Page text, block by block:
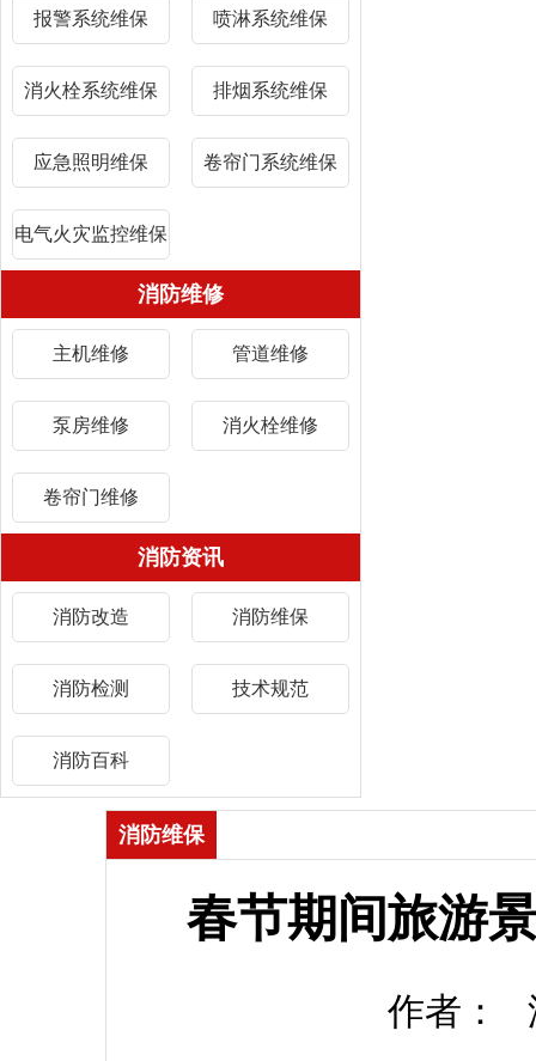
报警系统维保 喷淋系统维保
消火栓系统维保 排烟系统维保
应急照明维保 卷帘门系统维保
电气火灾监控维保
消防维修
主机维修 管道维修
泵房维修 消火栓维修
卷帘门维修
消防资讯
消防改造 消防维保
消防检测 技术规范
消防百科
消防维保
春节期间旅游
作者：